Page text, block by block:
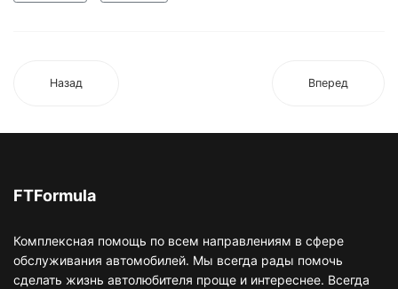
Назад Вперед
FTFormula
Комплексная помощь по всем направлениям в сфере
обслуживания автомобилей. Мы всегда рады помочь
сделать жизнь автолюбителя проще и интереснее. Всегда